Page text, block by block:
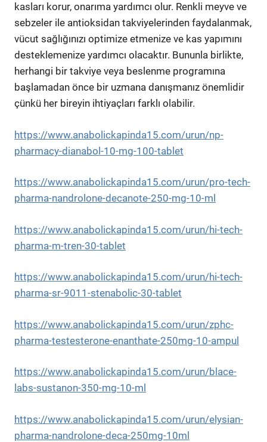
kasları korur, onarıma yardımcı olur. Renkli meyve ve
sebzeler ile antioksidan takviyelerinden faydalanmak,
vücut sağlığınızı optimize etmenize ve kas yapımını
desteklemenize yardımcı olacaktır. Bununla birlikte,
herhangi bir takviye veya beslenme programına
başlamadan önce bir uzmana danışmanız önemlidir
çünkü her bireyin ihtiyaçları farklı olabilir.
https://www.anabolickapinda15.com/urun/np-
pharmacy-dianabol-10-mg-100-tablet
https://www.anabolickapinda15.com/urun/pro-tech-
pharma-nandrolone-decanote-250-mg-10-ml
https://www.anabolickapinda15.com/urun/hi-tech-
pharma-m-tren-30-tablet
https://www.anabolickapinda15.com/urun/hi-tech-
pharma-sr-9011-stenabolic-30-tablet
https://www.anabolickapinda15.com/urun/zphc-
pharma-testesterone-enanthate-250mg-10-ampul
https://www.anabolickapinda15.com/urun/blace-
labs-sustanon-350-mg-10-ml
https://www.anabolickapinda15.com/urun/elysian-
pharma-nandrolone-deca-250mg-10ml